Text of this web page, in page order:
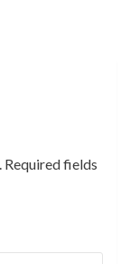
Required fields